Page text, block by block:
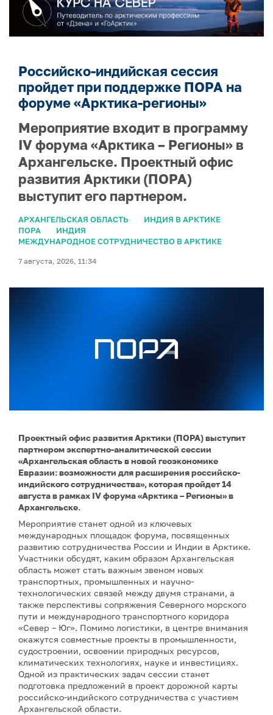
Российско-индийская сессия
пройдет при поддержке ПОРА на
форуме «Арктика-регионы»
Мероприятие входит в программу
IV форума «Арктика – Регионы» в
Архангельске. Проектный офис
развития Арктики (ПОРА)
выступит его партнером.
АРХАНГЕЛЬСКАЯ ОБЛАСТЬ
ИНДИЯ В АРКТИКЕ
ПОРА
ИНДИЯ
МЕЖДУНАРОДНОЕ СОТРУДНИЧЕСТВО В АРКТИКЕ
7 августа, 2026, 11:34
Проектный офис развития Арктики (ПОРА) выступит
партнером экспертно-аналитической сессии
«Архангельская область в новой геоэкономике
Евразии: возможности для расширения российско-
индийского сотрудничества», которая пройдет 14
августа в рамках IV форума «Арктика – Регионы» в
Архангельске.
Мероприятие станет одной из ключевых
международных площадок форума, посвященных
развитию сотрудничества России и Индии в Арктике.
Участники обсудят, каким образом Архангельская
область может стать важным звеном новых
транспортных, промышленных и научно-
технологических связей между двумя странами, а
также перспективы сопряжения Северного морского
пути и международного транспортного коридора
«Север – Юг». Помимо логистики, в центре внимания
окажутся совместные проекты в промышленности,
судостроении, освоении природных ресурсов,
климатических технологиях, науке и инвестициях.
Одной из практических задач сессии станет
подготовка предложений в проект дорожной карты
российско-индийского сотрудничества с участием
Архангельской области.